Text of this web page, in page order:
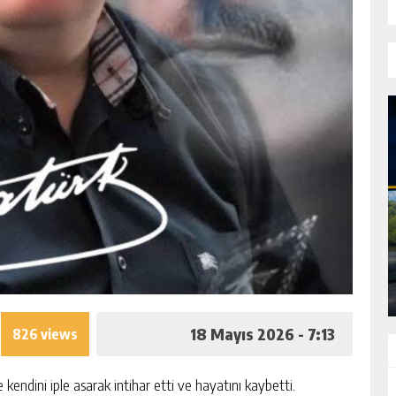
826 views 18 Mayıs 2026 - 7:13
kendini iple asarak intihar etti ve hayatını kaybetti.
GÜNLÜK HABER AKIŞI
DEVREKLI MILLI SPORCU ABDULLAH
TIĞ’DAN ULUSLARARASI BAŞARI